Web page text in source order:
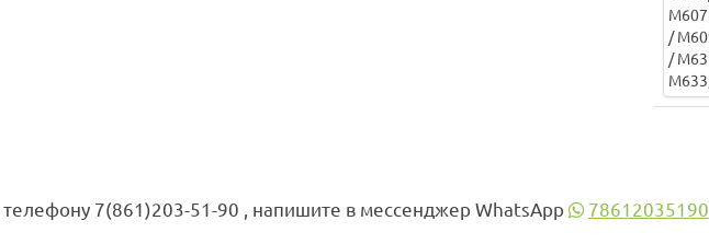
7(861)203-51-90 , напишите в мессенджер WhatsApp 78612035190